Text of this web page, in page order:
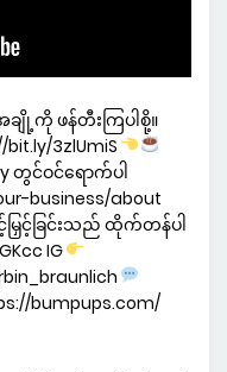
အချို့ကို ဖန်တီးကြပါစို့။
3zlUmiS
တွင်ဝင်ရောက်ပါ
business/about
မြှင့်ခြင်းသည် ထိုက်တန်ပါ
IG
bumpups.com/